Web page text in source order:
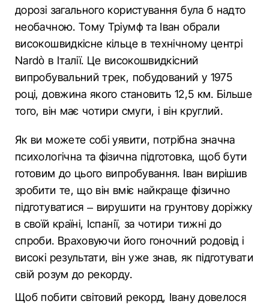
дорозі загального користування була б надто
необачною. Тому Тріумф та Іван обрали
високошвидкісне кільце в технічному центрі
Nardò в Італії. Це високошвидкісний
випробувальний трек, побудований у 1975
році, довжина якого становить 12,5 км. Більше
того, він має чотири смуги, і він круглий.
Як ви можете собі уявити, потрібна значна
психологічна та фізична підготовка, щоб бути
готовим до цього випробування. Іван вирішив
зробити те, що він вміє найкраще фізично
підготуватися – вирушити на грунтову доріжку
в своїй країні, Іспанії, за чотири тижні до
спроби. Враховуючи його гоночний родовід і
високі результати, він уже знав, як підготувати
свій розум до рекорду.
Щоб побити світовий рекорд, Івану довелося